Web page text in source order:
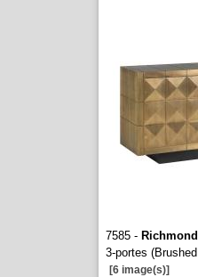
7585 -
3-portes
[6 image(s)]